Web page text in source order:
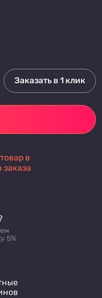
Заказать в 1 клик
5%